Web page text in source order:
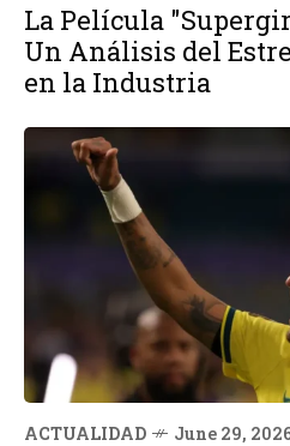
La Película
Un Análisis del
en la Industria
ACTUALIDAD June 29,